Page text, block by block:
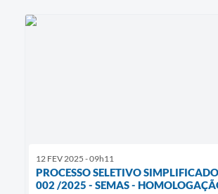
12 FEV 2025 - 09h11
PROCESSO SELETIVO
002 /2025 - SEMAS -